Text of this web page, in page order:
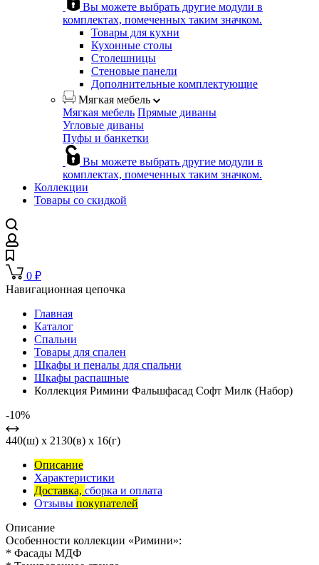
Вы можете выбрать другие модули в
комплектах, помеченных таким значком.
Товары для кухни
Кухонные столы
Столешницы
Стеновые панели
Дополнительные комплектующие
Мягкая мебель
Мягкая мебель Прямые диваны
Угловые диваны
Пуфы и банкетки
Вы можете выбрать другие модули в
комплектах, помеченных таким значком.
Коллекции
Товары со скидкой
0 ₽
Навигационная цепочка
Главная
Каталог
Спальни
Товары для спален
Шкафы и пеналы для спальни
Шкафы распашные
Коллекция Римини Фальшфасад Софт Милк (Набор)
-10%
440(ш) x 2130(в) x 16(г)
Описание
Характеристики
Доставка, сборка и оплата
Отзывы покупателей
Описание
Особенности коллекции «Римини»:
* Фасады МДФ